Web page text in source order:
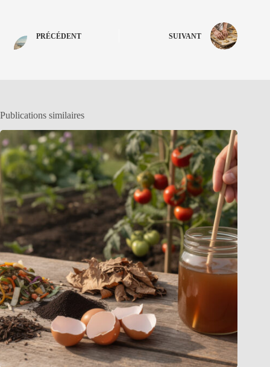
PRÉCÉDENT SUIVANT
Publications similaires